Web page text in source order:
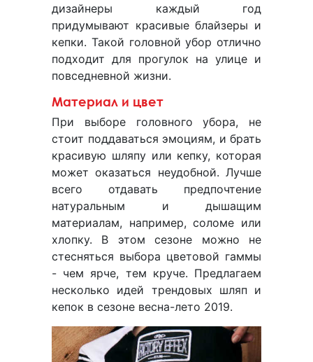
дизайнеры каждый год
придумывают красивые блайзеры и
кепки. Такой головной убор отлично
подходит для прогулок на улице и
повседневной жизни.
Материал и цвет
При выборе головного убора, не
стоит поддаваться эмоциям, и брать
красивую шляпу или кепку, которая
может оказаться неудобной. Лучше
всего отдавать предпочтение
натуральным и дышащим
материалам, например, соломе или
хлопку. В этом сезоне можно не
стесняться выбора цветовой гаммы
- чем ярче, тем круче. Предлагаем
несколько идей трендовых шляп и
кепок в сезоне весна-лето 2019.